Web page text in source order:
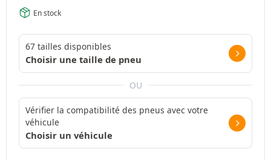
En stock
67 tailles disponibles
Choisir une taille de pneu
OU
Vérifier la compatibilité des pneus avec votre
véhicule
Choisir un véhicule